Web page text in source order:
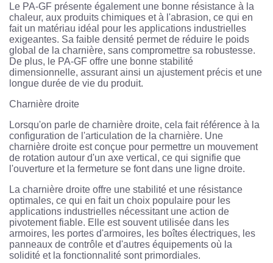
Le PA-GF présente également une bonne résistance à la
chaleur, aux produits chimiques et à l'abrasion, ce qui en
fait un matériau idéal pour les applications industrielles
exigeantes. Sa faible densité permet de réduire le poids
global de la charnière, sans compromettre sa robustesse.
De plus, le PA-GF offre une bonne stabilité
dimensionnelle, assurant ainsi un ajustement précis et une
longue durée de vie du produit.
Charnière droite
Lorsqu'on parle de charnière droite, cela fait référence à la
configuration de l'articulation de la charnière. Une
charnière droite est conçue pour permettre un mouvement
de rotation autour d'un axe vertical, ce qui signifie que
l'ouverture et la fermeture se font dans une ligne droite.
La charnière droite offre une stabilité et une résistance
optimales, ce qui en fait un choix populaire pour les
applications industrielles nécessitant une action de
pivotement fiable. Elle est souvent utilisée dans les
armoires, les portes d'armoires, les boîtes électriques, les
panneaux de contrôle et d'autres équipements où la
solidité et la fonctionnalité sont primordiales.